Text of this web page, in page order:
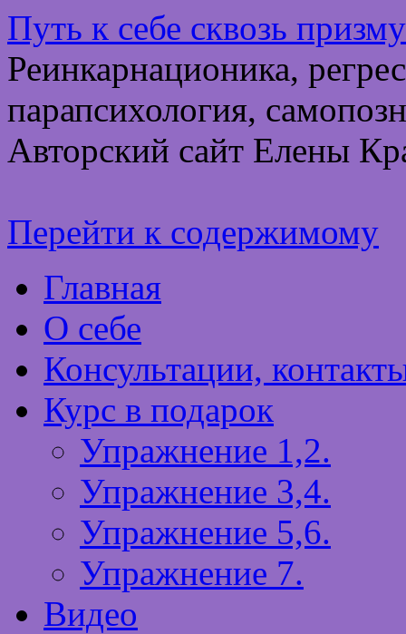
Путь к себе сквозь
Реинкарнационика,
парапсихология,
Авторский сайт Елены
Перейти к содержимому
Главная
О себе
Консультации,
Курс в подарок
Упражнение 1,2.
Упражнение 3,4.
Упражнение 5,6.
Упражнение 7.
Видео